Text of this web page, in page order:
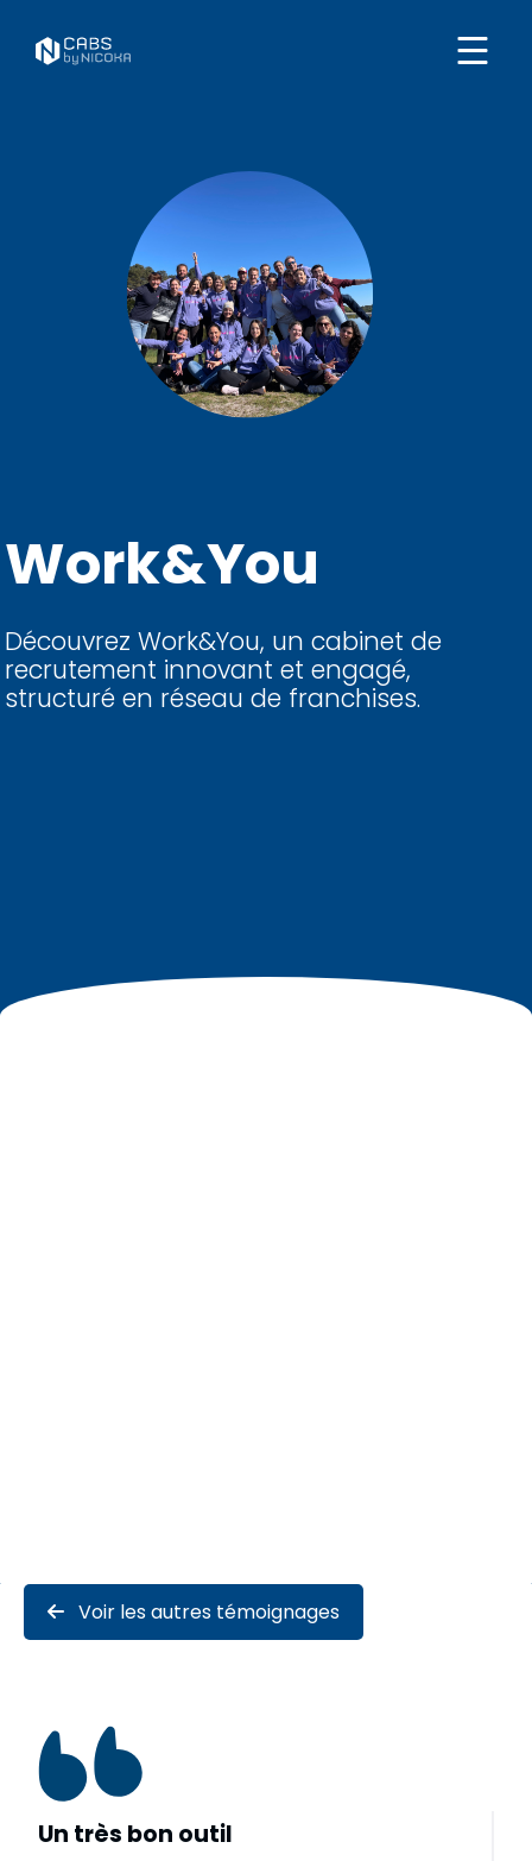
Work&You
Découvrez Work&You, un cabinet de
recrutement innovant et engagé,
structuré en réseau de franchises.
Voir les autres témoignages
Un très bon outil